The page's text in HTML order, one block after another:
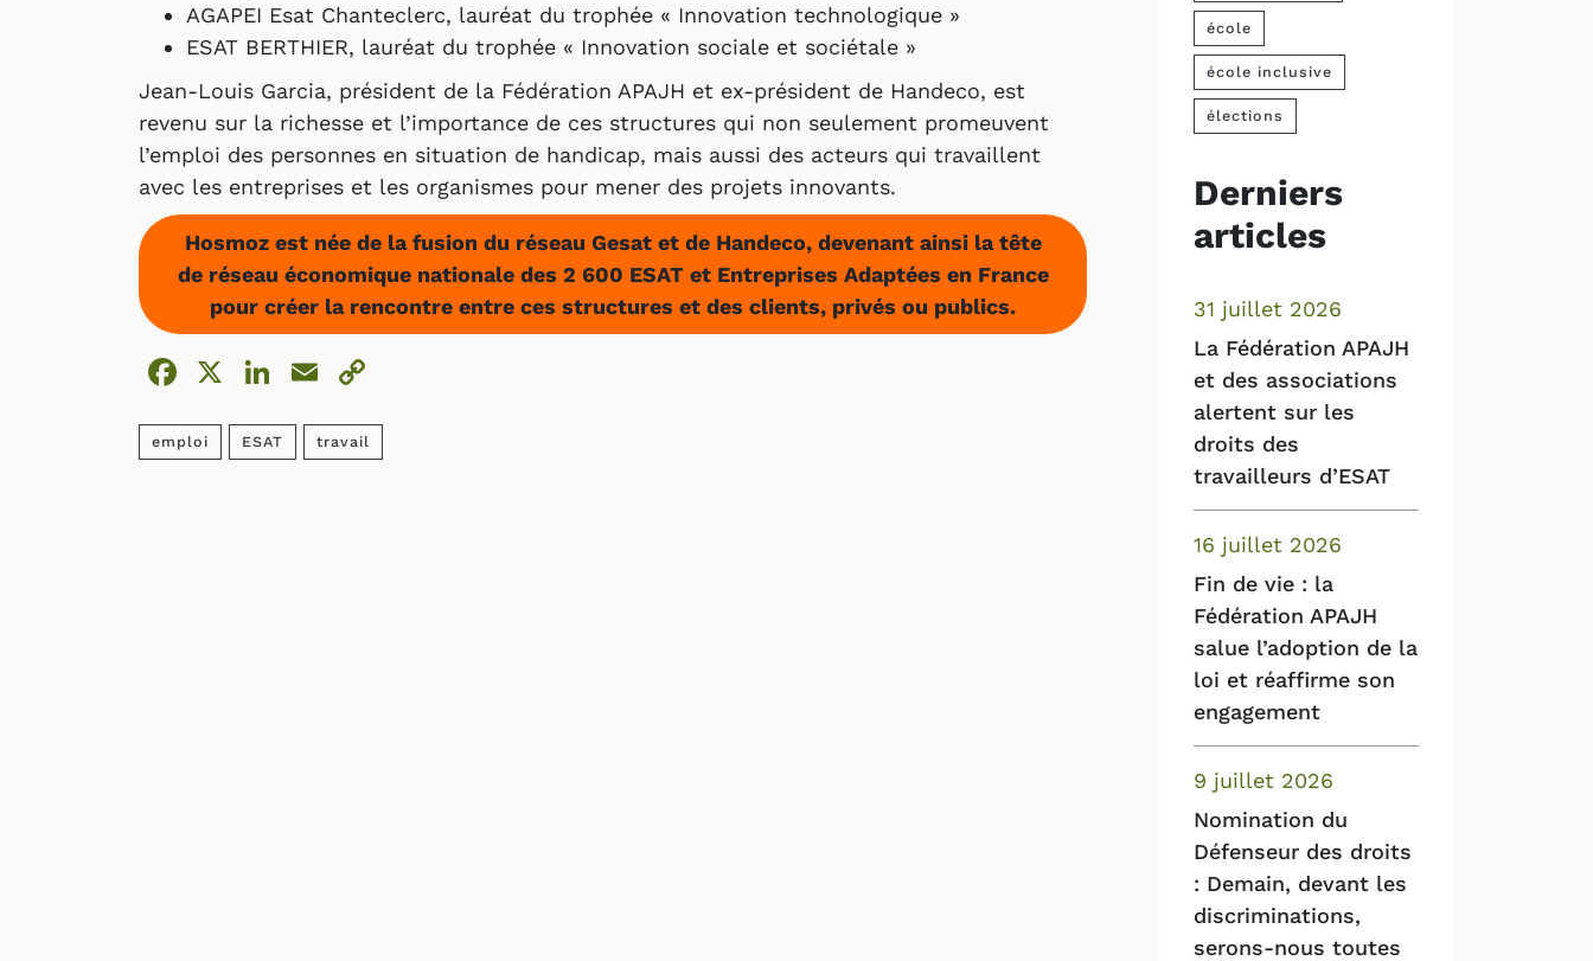
AGAPEI Esat Chanteclerc, lauréat du trophée « Innovation technologique »
ESAT BERTHIER, lauréat du trophée « Innovation sociale et sociétale »
Jean-Louis Garcia, président de la Fédération APAJH et ex-président de Handeco, est
revenu sur la richesse et l’importance de ces structures qui non seulement promeuvent
l’emploi des personnes en situation de handicap, mais aussi des acteurs qui travaillent
avec les entreprises et les organismes pour mener des projets innovants.
Hosmoz est née de la fusion du réseau Gesat et de Handeco, devenant ainsi la tête
de réseau économique nationale des 2 600 ESAT et Entreprises Adaptées en France
pour créer la rencontre entre ces structures et des clients, privés ou publics.
Facebook
X LinkedIn
Email
emploi ESAT travail
école
école inclusive
élections
Derniers
articles
La Fédération APAJH
et des associations
alertent sur les
droits des
travailleurs d’ESAT
31 juillet 2026
Fin de vie : la
Fédération APAJH
salue l’adoption de la
loi et réaffirme son
engagement
16 juillet 2026
Nomination du
Défenseur des droits
: Demain, devant les
discriminations,
serons-nous toutes
9 juillet 2026